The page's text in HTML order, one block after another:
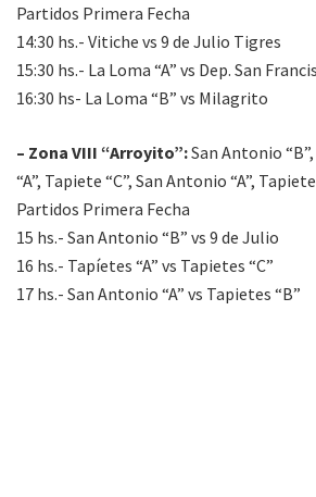
Partidos Primera Fecha
14:30 hs.- Vitiche vs 9 de Julio Tigres
15:30 hs.- La Loma “A” vs Dep. San
16:30 hs- La Loma “B” vs Milagrito
– Zona VIII “Arroyito”:San Antonio
“A”, Tapiete “C”, San Antonio “A”,
Partidos Primera Fecha
15 hs.- San Antonio “B” vs 9 de Julio
16 hs.- Tapíetes “A” vs Tapietes “C”
17 hs.- San Antonio “A” vs Tapietes “B”